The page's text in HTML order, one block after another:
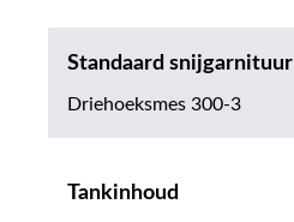
Standaard snijgarnituur
Driehoeksmes 300-3
Tankinhoud